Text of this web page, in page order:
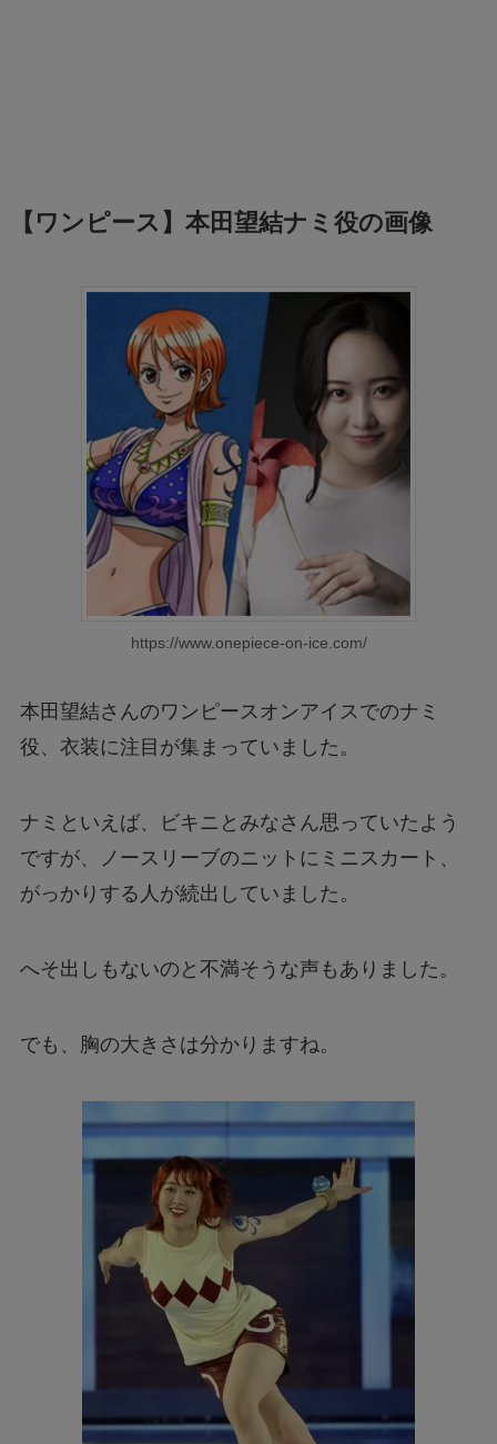
【ワンピース】本田望結ナミ役の画像
https://www.onepiece-on-ice.com/
本田望結さんのワンピースオンアイスでのナミ
役、衣装に注目が集まっていました。
ナミといえば、ビキニとみなさん思っていたよう
ですが、ノースリーブのニットにミニスカート、
がっかりする人が続出していました。
へそ出しもないのと不満そうな声もありました。
でも、胸の大きさは分かりますね。